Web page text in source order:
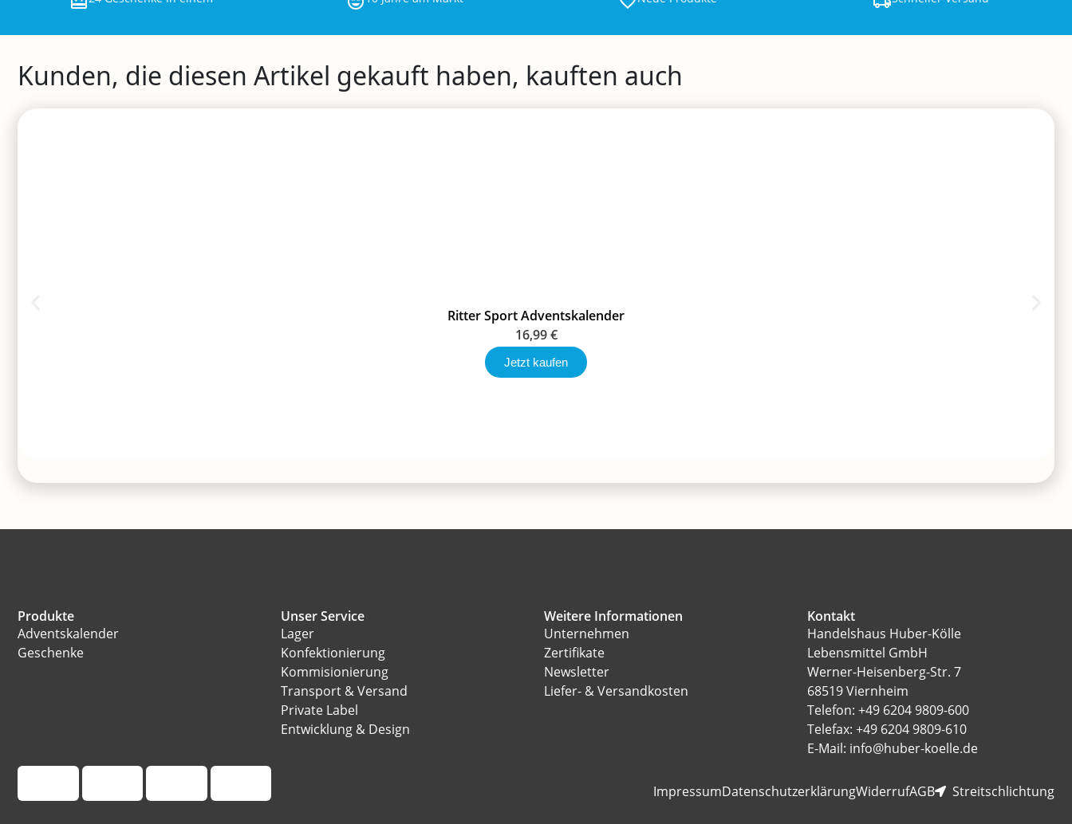
Kunden, die diesen Artikel gekauft haben, kauften auch
Ritter Sport Adventskalender
16,99€
Jetzt kaufen
Produkte
Adventskalender
Geschenke
Unser Service
Lager
Konfektionierung
Kommisionierung
Transport & Versand
Private Label
Entwicklung & Design
Weitere Informationen
Unternehmen
Zertifikate
Newsletter
Liefer- & Versandkosten
Kontakt
Handelshaus Huber-Kölle
Lebensmittel GmbH
Werner-Heisenberg-Str. 7
68519 Viernheim
Telefon: +49 6204 9809-600
Telefax: +49 6204 9809-610
E-Mail: info@huber-koelle.de
ImpressumDatenschutzerklärungWiderrufAGB Streitschlichtung